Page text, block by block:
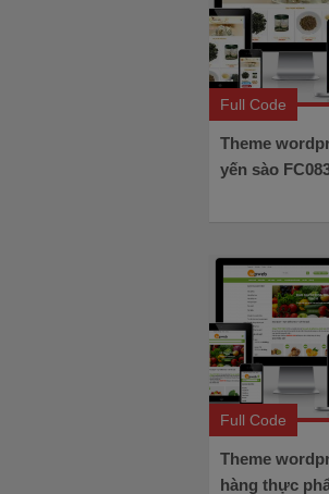
Full Code
Theme
yến sào
Full Code
Theme
hàng thực